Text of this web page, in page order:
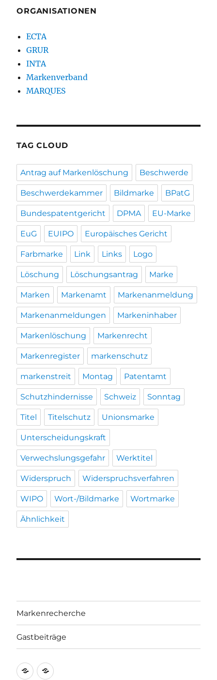
ORGANISATIONEN
ECTA
GRUR
INTA
Markenverband
MARQUES
TAG CLOUD
Antrag auf Markenlöschung Beschwerde
Beschwerdekammer Bildmarke BPatG
Bundespatentgericht DPMA EU-Marke
EuG EUIPO Europäisches Gericht
Farbmarke Link Links Logo
Löschung Löschungsantrag Marke
Marken Markenamt Markenanmeldung
Markenanmeldungen Markeninhaber
Markenlöschung Markenrecht
Markenregister markenschutz
markenstreit Montag Patentamt
Schutzhindernisse Schweiz Sonntag
Titel Titelschutz Unionsmarke
Unterscheidungskraft
Verwechslungsgefahr Werktitel
Widerspruch Widerspruchsverfahren
WIPO Wort-/Bildmarke Wortmarke
Ähnlichkeit
Markenrecherche
Gastbeiträge
Markenrecherche
Gastbeiträge